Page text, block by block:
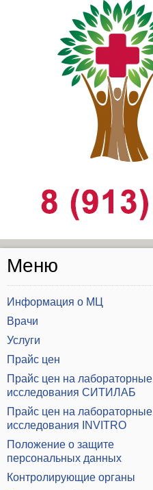
Здесь нашел интересный обзор
Меню
Информация о МЦ
Врачи
Услуги
Прайс цен
Прайс цен на лабораторные
исследования СИТИЛАБ
Прайс цен на лабораторные
исследования INVITRO
Положение о защите
персональных данных
Контролирующие органы